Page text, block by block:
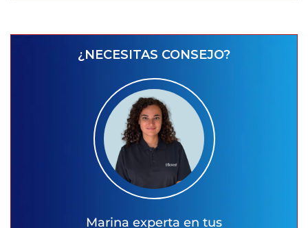
¿NECESITAS CONSEJO?
Marina experta en tus